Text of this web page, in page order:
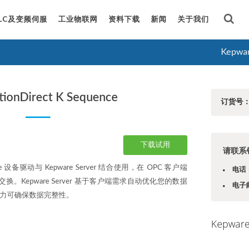
及变频伺服 工业物联网 资料下载 新闻 关于我们
K Sequence
下载试用
设备驱动与 Kepware Server 结合使用，在 OPC 客户端
换。Kepware Server 基于客户端需求自动优化您的数据
可确保数据完整性。
订货号：
请联系
电话
电子